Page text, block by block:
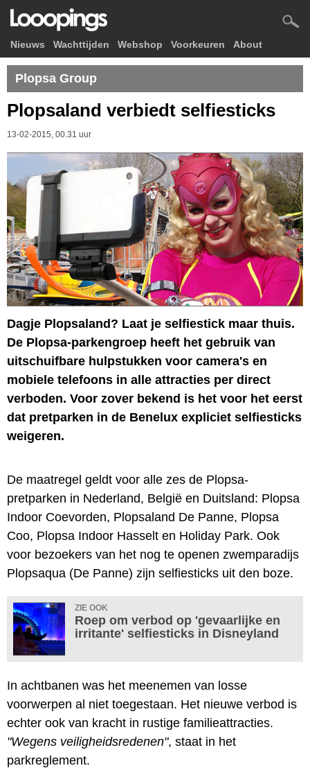
Nieuws Wachttijden Webshop Voorkeuren About
Plopsa Group
Plopsaland verbiedt selfiesticks
13-02-2015, 00.31 uur
Dagje Plopsaland? Laat je selfiestick maar thuis.
De Plopsa-parkengroep heeft het gebruik van
uitschuifbare hulpstukken voor camera's en
mobiele telefoons in alle attracties per direct
verboden. Voor zover bekend is het voor het eerst
dat pretparken in de Benelux expliciet selfiesticks
weigeren.
De maatregel geldt voor alle zes de Plopsa-
pretparken in Nederland, België en Duitsland: Plopsa
Indoor Coevorden, Plopsaland De Panne, Plopsa
Coo, Plopsa Indoor Hasselt en Holiday Park. Ook
voor bezoekers van het nog te openen zwemparadijs
Plopsaqua (De Panne) zijn selfiesticks uit den boze.
ZIE OOK
Roep om verbod op 'gevaarlijke en
irritante' selfiesticks in Disneyland
In achtbanen was het meenemen van losse
voorwerpen al niet toegestaan. Het nieuwe verbod is
echter ook van kracht in rustige familieattracties.
"Wegens veiligheidsredenen", staat in het
parkreglement.